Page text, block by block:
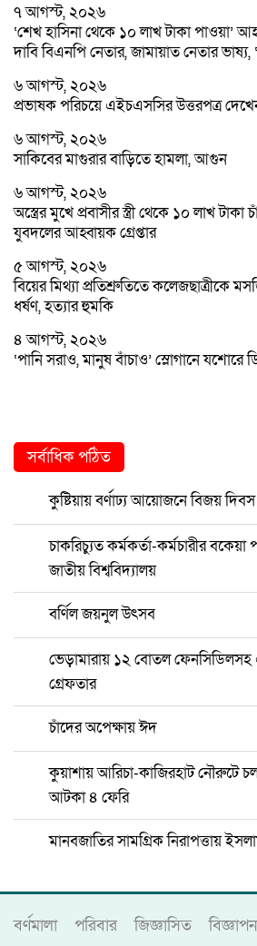
৭ আগস্ট, ২০২৬
‘শেখ হাসিনা থেকে ১০ লাখ টাকা পাওয়া’
দাবি বিএনপি নেতার, জামায়াত নেতার
৬ আগস্ট, ২০২৬
প্রভাষক পরিচয়ে এইচএসসির উত্তরপত্র
৬ আগস্ট, ২০২৬
সাকিবের মাগুরার বাড়িতে হামলা, আগুন
৬ আগস্ট, ২০২৬
অস্ত্রের মুখে প্রবাসীর স্ত্রী থেকে ১০ লাখ টাকা
যুবদলের আহ্বায়ক গ্রেপ্তার
৫ আগস্ট, ২০২৬
বিয়ের মিথ্যা প্রতিশ্রুতিতে কলেজছাত্রীকে
ধর্ষণ, হত্যার হুমকি
৪ আগস্ট, ২০২৬
‘পানি সরাও, মানুষ বাঁচাও’ স্লোগানে
সর্বাধিক পঠিত
কুষ্টিয়ায় বর্ণাঢ্য আয়োজনে বিজয়
চাকরিচ্যুত কর্মকর্তা-কর্মচারীর
জাতীয় বিশ্ববিদ্যালয়
বর্ণিল জয়নুল উৎসব
ভেড়ামারায় ১২ বোতল
গ্রেফতার
চাঁদের অপেক্ষায় ঈদ
কুয়াশায় আরিচা-কাজিরহাট নৌরুটে
আটকা ৪ ফেরি
মানবজাতির সামগ্রিক নিরাপত্তায়
বর্ণমালা পরিবার জিজ্ঞাসিত বিজ্ঞাপন